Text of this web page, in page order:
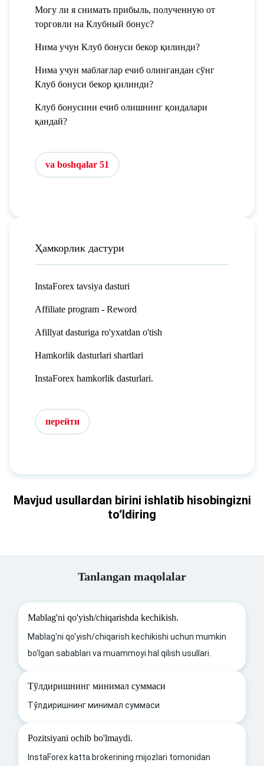
Могу ли я снимать прибыль, полученную от
торговли на Клубный бонус?
Нима учун Клуб бонуси бекор қилинди?
Нима учун маблағлар ечиб олингандан сўнг
Клуб бонуси бекор қилинди?
Клуб бонусини ечиб олишнинг қоидалари
қандай?
va boshqalar 51
Ҳамкорлик дастури
InstaForex tavsiya dasturi
Affiliate program - Reword
Afillyat dasturiga ro'yxatdan o'tish
Hamkorlik dasturlari shartlari
InstaForex hamkorlik dasturlari.
перейти
Mavjud usullardan birini ishlatib hisobingizni
to‘ldiring
Tanlangan maqolalar
Mablag'ni qo'yish/chiqarishda kechikish.
Mablag'ni qo'yish/chiqarish kechikishi uchun mumkin
bo'lgan sabablari va muammoyi hal qilish usullari.
Тўлдиришнинг минимал суммаси
Тўлдиришнинг минимал суммаси
Pozitsiyani ochib bo'lmaydi.
InstaForex katta brokerining mijozlari tomonidan